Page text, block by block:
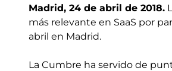
Madrid, 24 de abril de 2018.
más relevante en SaaS por
abril en Madrid.
La Cumbre ha servido de